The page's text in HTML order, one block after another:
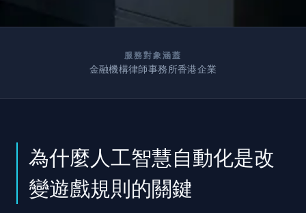
服務對象涵蓋
金融機構律師事務所香港企業
為什麼人工智慧自動化是改
變遊戲規則的關鍵